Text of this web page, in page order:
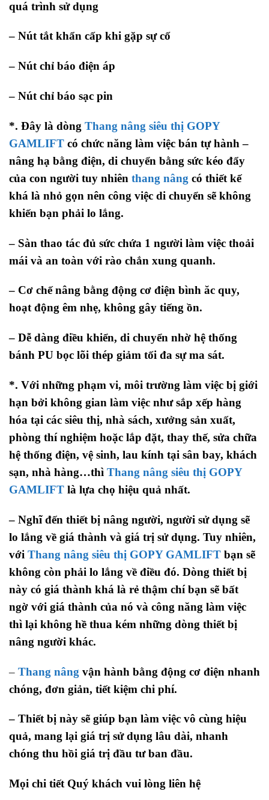
quá trình sử dụng
– Nút tắt khẩn cấp khi gặp sự cố
– Nút chỉ báo điện áp
– Nút chỉ báo sạc pin
*. Đây là dòng Thang nâng siêu thị GOPY
GAMLIFT có chức năng làm việc bán tự hành –
nâng hạ bằng điện, di chuyển bằng sức kéo đẩy
của con người tuy nhiên thang nâng có thiết kế
khá là nhỏ gọn nên công việc di chuyển sẽ không
khiến bạn phải lo lắng.
– Sàn thao tác đủ sức chứa 1 người làm việc thoải
mái và an toàn với rào chắn xung quanh.
– Cơ chế nâng bằng động cơ điện bình ăc quy,
hoạt động êm nhẹ, không gây tiếng ồn.
– Dễ dàng điều khiển, di chuyển nhờ hệ thống
bánh PU bọc lõi thép giảm tối đa sự ma sát.
*. Với những phạm vi, môi trường làm việc bị giới
hạn bởi không gian làm việc như sắp xếp hàng
hóa tại các siêu thị, nhà sách, xưởng sản xuất,
phòng thí nghiệm hoặc lắp đặt, thay thế, sửa chữa
hệ thống điện, vệ sinh, lau kính tại sân bay, khách
sạn, nhà hàng…thì Thang nâng siêu thị GOPY
GAMLIFT là lựa chọ hiệu quả nhất.
– Nghĩ đến thiết bị nâng người, người sử dụng sẽ
lo lắng về giá thành và giá trị sử dụng. Tuy nhiên,
với Thang nâng siêu thị GOPY GAMLIFT bạn sẽ
không còn phải lo lắng về điều đó. Dòng thiết bị
này có giá thành khá là rẻ thậm chí bạn sẽ bất
ngờ với giá thành của nó và công năng làm việc
thì lại không hề thua kém những dòng thiết bị
nâng người khác.
– Thang nâng vận hành bằng động cơ điện nhanh
chóng, đơn giản, tiết kiệm chi phí.
– Thiết bị này sẽ giúp bạn làm việc vô cùng hiệu
quả, mang lại giá trị sử dụng lâu dài, nhanh
chóng thu hồi giá trị đầu tư ban đầu.
Mọi chi tiết Quý khách vui lòng liên hệ